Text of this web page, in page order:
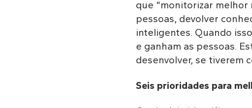
que “monitorizar melhor
pessoas, devolver
inteligentes. Quando
e ganham as pessoas.
desenvolver, se tiverem
Seis prioridades para